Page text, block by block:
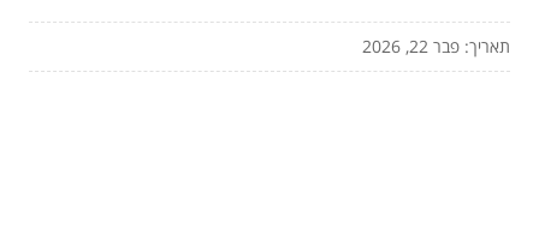
תאריך: פבר 22, 2026